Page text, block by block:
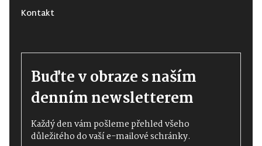
Kontakt
Buďte v obraze s naším
denním newsletterem
Každý den vám pošleme přehled všeho
důležitého do vaší e-mailové schránky.